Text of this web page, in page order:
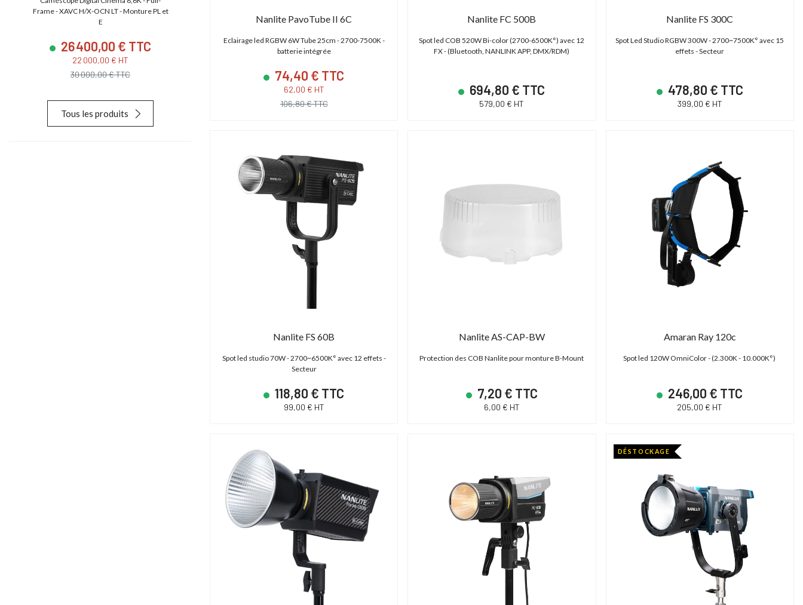
Frame - XAVC H/X-OCN LT - Monture PL et
E
26 400,00 € TTC
22 000,00 € HT
30 000,00 € TTC
23 880,00 € TTC
28 627,19 € TTC
15 600,00 € TTC 14 790,00 € TTC 14 606,40 €
Tous les produits
Nanlite PavoTube II 6C
Eclairage led RGBW 6W Tube 25cm - 2700-7500K -
batterie intégrée
74,40 € TTC
62,00 € HT
106,80 € TTC
Nanlite FC 500B
Spot led COB 520W Bi-color (2700-6500K°) avec 12
FX - (Bluetooth, NANLINK APP, DMX/RDM)
694,80 € TTC
579,00 € HT
Nanlite FS 300C
Spot Led Studio RGBW 300W - 2700~7500K° avec 15
effets - Secteur
478,80 € TTC
399,00 € HT
Nanlite FS 60B
Spot led studio 70W - 2700~6500K° avec 12 effets -
Secteur
118,80 € TTC
99,00 € HT
Nanlite AS-CAP-BW
Protection des COB Nanlite pour monture B-Mount
7,20 € TTC
6,00 € HT
Amaran Ray 120c
Spot led 120W OmniColor - (2.300K - 10.000K°)
246,00 € TTC
205,00 € HT
DÉSTOCKAGE